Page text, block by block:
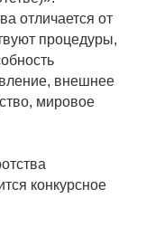
отличается от
процедуры,
внешнее
мировое
конкурсное